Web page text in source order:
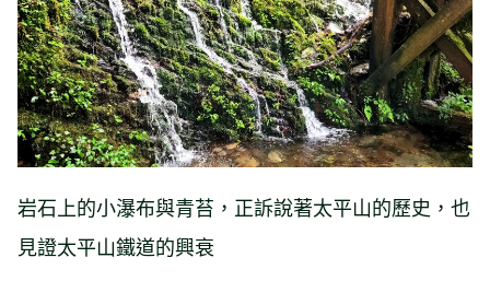
岩石上的小瀑布與青苔，正訴說著太平山的歷史，也
見證太平山鐵道的興衰